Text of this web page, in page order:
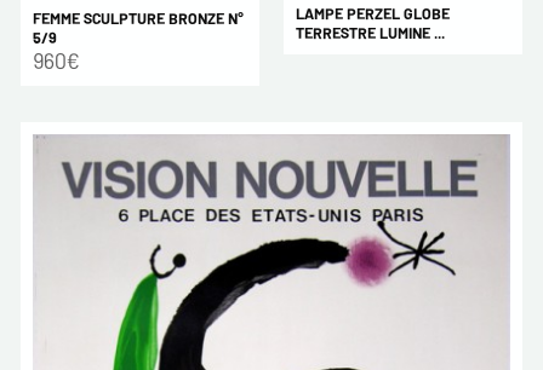
FEMME SCULPTURE BRONZE N°
5/9
960€
LAMPE PERZEL GLOBE
TERRESTRE LUMINE ...